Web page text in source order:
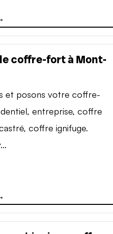
coffre-fort à Mont-
et posons votre coffre-
entreprise, coffre
coffre ignifuge.